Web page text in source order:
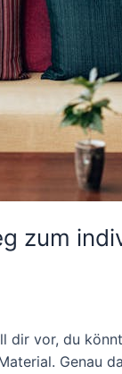
zum
dir vor, du
Genau